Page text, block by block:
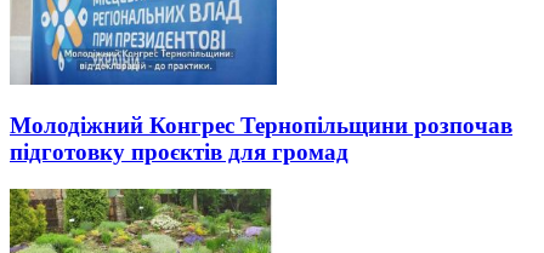
Молодіжний Конгрес Тернопільщини розпочав
підготовку проєктів для громад